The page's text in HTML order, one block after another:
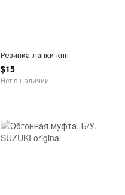
Резинка лапки кпп
$15
Нет в наличии